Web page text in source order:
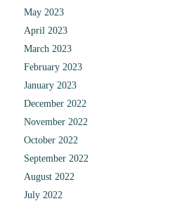
May 2023
April 2023
March 2023
February 2023
January 2023
December 2022
November 2022
October 2022
September 2022
August 2022
July 2022